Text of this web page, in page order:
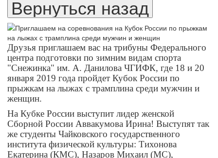
Друзья приглашаем вас на трибуны Федерального
центра подготовки по зимним видам спорта
"Снежинка" им. А. Данилова ЧГИФК, где 18 и 20
января 2019 года пройдет Кубок России по
прыжкам на лыжах с трамплина среди мужчин и
женщин.
На Кубке России выступит лидер женской
Сборной России Аввакумова Ирина! Выступят так
же студенты Чайковского государственного
института физической культуры: Тихонова
Екатерина (КМС), Назаров Михаил (МС),